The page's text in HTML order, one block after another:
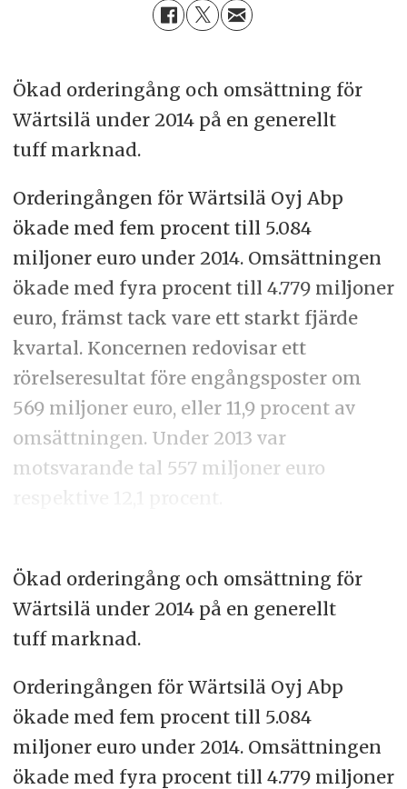
Ökad orderingång och omsättning för
Wärtsilä under 2014 på en generellt
tuff marknad.
Orderingången för Wärtsilä Oyj Abp
ökade med fem procent till 5.084
miljoner euro under 2014. Omsättningen
ökade med fyra procent till 4.779 miljoner
euro, främst tack vare ett starkt fjärde
kvartal. Koncernen redovisar ett
rörelseresultat före engångsposter om
569 miljoner euro, eller 11,9 procent av
omsättningen. Under 2013 var
motsvarande tal 557 miljoner euro
Ökad orderingång och omsättning för
Wärtsilä under 2014 på en generellt
tuff marknad.
Orderingången för Wärtsilä Oyj Abp
ökade med fem procent till 5.084
miljoner euro under 2014. Omsättningen
ökade med fyra procent till 4.779 miljoner